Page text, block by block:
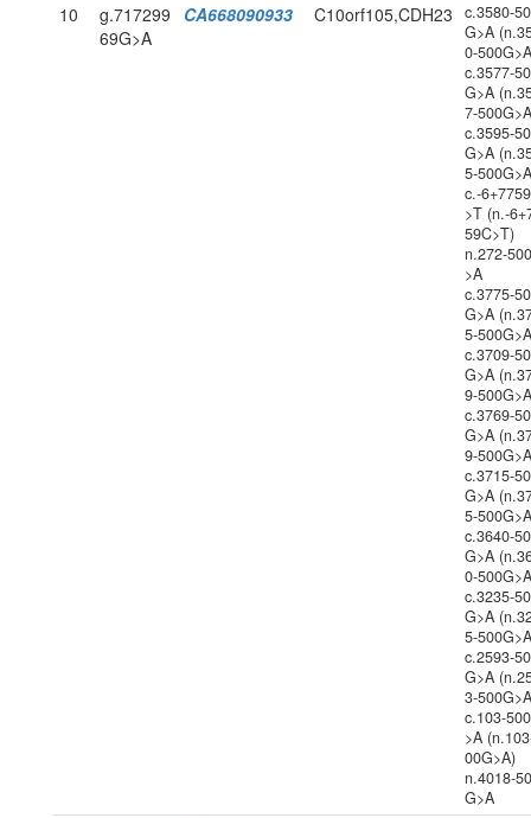
10
g.717299
69G>A
CA668090933 C10orf105,CDH23
c.3580-
G>A
0-
c.3577-
G>A
7-
c.3595-
G>A
5-
c.-
>T (n.-
59C>T)
n.272-
>A
c.3775-
G>A
5-
c.3709-
G>A
9-
c.3769-
G>A
9-
c.3715-
G>A
5-
c.3640-
G>A
0-
c.3235-
G>A
5-
c.2593-
G>A
3-
c.103-
>A
00G>A)
n.4018-
G>A